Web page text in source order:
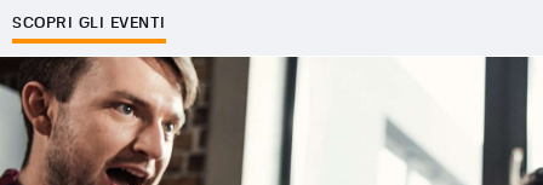
SCOPRI GLI EVENTI